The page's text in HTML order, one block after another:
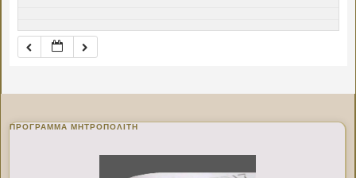
ΠΡΌΓΡΑΜΜΑ ΜΗΤΡΟΠΟΛΊΤΗ